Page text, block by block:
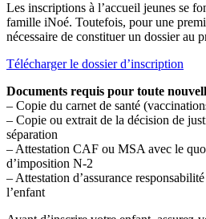
Les inscriptions à l’accueil jeunes se
famille iNoé. Toutefois, pour une
nécessaire de constituer un dossier au
Télécharger le dossier d’inscription
Documents requis pour toute
– Copie du carnet de santé
– Copie ou extrait de la décision de
séparation
– Attestation CAF ou MSA avec le
d’imposition N-2
– Attestation d’assurance
l’enfant